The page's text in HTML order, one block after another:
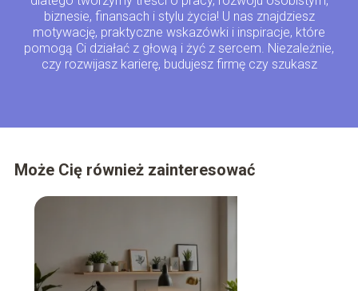
biznesie, finansach i stylu życia! U nas znajdziesz
motywację, praktyczne wskazówki i inspiracje, które
pomogą Ci działać z głową i żyć z sercem. Niezależnie,
czy rozwijasz karierę, budujesz firmę czy szukasz
Może Cię również zainteresować